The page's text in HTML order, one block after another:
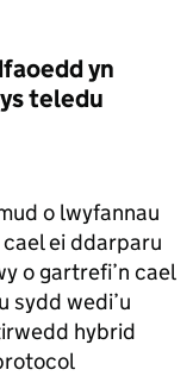
yn
teledu
o lwyfannau
ei ddarparu
o gartrefi’n cael
sydd wedi’u
hybrid